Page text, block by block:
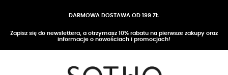
DARMOWA DOSTAWA OD 199 ZŁ
Zapisz się do newslettera, a otrzymasz 10% rabatu na pierwsze zakupy oraz
informacje o nowościach i promocjach!